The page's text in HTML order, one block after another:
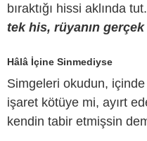
bıraktığı hissi aklında tut.
tek his, rüyanın
Hâlâ İçine Sinmediyse
Simgeleri okudun,
işaret kötüye mi, ayırt
kendin tabir etmişsin